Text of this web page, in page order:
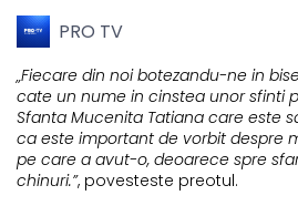
PRO TV
„Fiecare din noi botezandu-ne in
cate un nume in cinstea unor sfinti
Sfanta Mucenita Tatiana care este
ca este important de vorbit despre
pe care a avut-o, deoarece spre
chinuri.”, povesteste preotul.